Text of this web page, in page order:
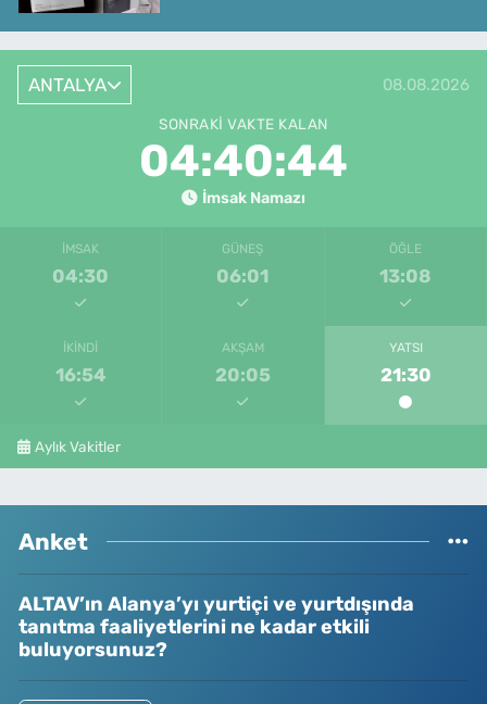
ANTALYA 08.08.2026
SONRAKI VAKTE KALAN
04:40:44
İmsak Namazı
İMSAK
04:30
GÜNEŞ
06:01
ÖĞLE
13:08
İKINDI
16:54
AKŞAM
20:05
YATSI
21:30
Aylık Vakitler
Anket
ALTAV’ın Alanya’yı yurtiçi ve yurtdışında
tanıtma faaliyetlerini ne kadar etkili
buluyorsunuz?